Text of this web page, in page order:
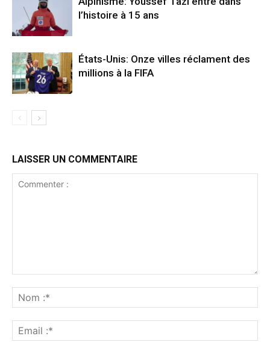
l’histoire à 15 ans
États-Unis: Onze villes réclament des
millions à la FIFA
LAISSER UN COMMENTAIRE